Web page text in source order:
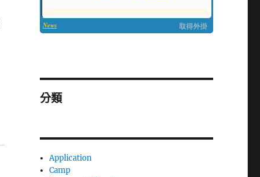
分類
Application
Camp